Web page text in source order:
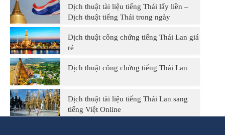
Dịch thuật tài liệu tiếng Thái lấy liền –
Dịch thuật tiếng Thái trong ngày
Dịch thuật công chứng tiếng Thái Lan giá
rẻ
Dịch thuật công chứng tiếng Thái Lan
Dịch thuật tài liệu tiếng Thái Lan sang
tiếng Việt Online